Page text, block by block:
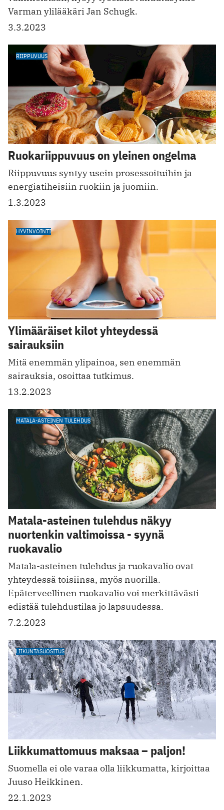
Varman ylilääkäri Jan Schugk.
3.3.2023
RIIPPUVUUS
Ruokariippuvuus on yleinen ongelma
Riippuvuus syntyy usein prosessoituihin ja
energiatiheisiin ruokiin ja juomiin.
1.3.2023
HYVINVOINTI
Ylimääräiset kilot yhteydessä
sairauksiin
Mitä enemmän ylipainoa, sen enemmän
sairauksia, osoittaa tutkimus.
13.2.2023
MATALA-ASTEINEN TULEHDUS
Matala-asteinen tulehdus näkyy
nuortenkin valtimoissa - syynä
ruokavalio
Matala-asteinen tulehdus ja ruokavalio ovat
yhteydessä toisiinsa, myös nuorilla.
Epäterveellinen ruokavalio voi merkittävästi
edistää tulehdustilaa jo lapsuudessa.
7.2.2023
LIIKUNTASUOSITUS
Liikkumattomuus maksaa – paljon!
Suomella ei ole varaa olla liikkumatta, kirjoittaa
Juuso Heikkinen.
22.1.2023